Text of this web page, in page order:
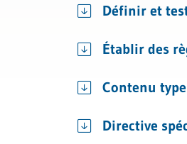
Définir et
Établir des
Contenu
Directive